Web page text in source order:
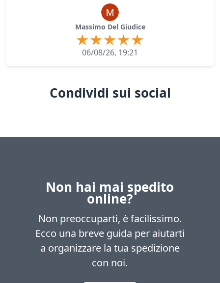
Massimo Del Giudice
06/08/26, 19:21
Condividi sui social
Non hai mai spedito
online?
Non preoccuparti, è facilissimo.
Ecco una breve guida per aiutarti
a organizzare la tua spedizione
con noi.